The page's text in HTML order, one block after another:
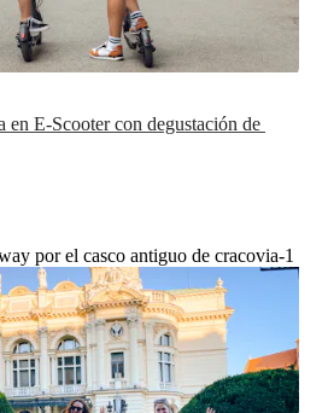
en E-Scooter con degustación de
por el casco antiguo de cracovia-1